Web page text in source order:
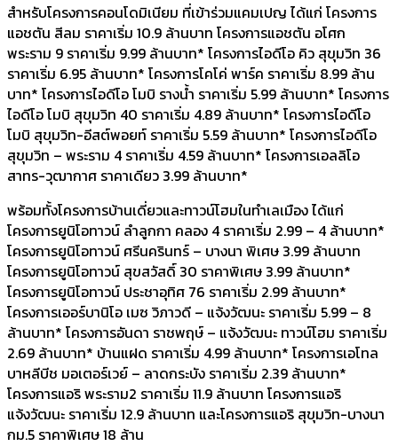
สำหรับโครงการคอนโดมิเนียม ที่เข้าร่วมแคมเปญ ได้แก่ โครงการ
แอชตัน สีลม ราคาเริ่ม 10.9 ล้านบาท โครงการแอชตัน อโศก
พระราม 9 ราคาเริ่ม 9.99 ล้านบาท* โครงการไอดีโอ คิว สุขุมวิท 36
ราคาเริ่ม 6.95 ล้านบาท* โครงการโคโค่ พาร์ค ราคาเริ่ม 8.99 ล้าน
บาท* โครงการไอดีโอ โมบิ รางน้ำ ราคาเริ่ม 5.99 ล้านบาท* โครงการ
ไอดีโอ โมบิ สุขุมวิท 40 ราคาเริ่ม 4.89 ล้านบาท* โครงการไอดีโอ
โมบิ สุขุมวิท-อีสต์พอยท์ ราคาเริ่ม 5.59 ล้านบาท* โครงการไอดีโอ
สุขุมวิท – พระราม 4 ราคาเริ่ม 4.59 ล้านบาท* โครงการเอลลิโอ
สาทร-วุฒากาศ ราคาเดียว 3.99 ล้านบาท*
พร้อมทั้งโครงการบ้านเดี่ยวและทาวน์โฮมในทำเลเมือง ได้แก่
โครงการยูนิโอทาวน์ ลำลูกกา คลอง 4 ราคาเริ่ม 2.99 – 4 ล้านบาท*
โครงการยูนิโอทาวน์ ศรีนครินทร์ – บางนา พิเศษ 3.99 ล้านบาท
โครงการยูนิโอทาวน์ สุขสวัสดิ์ 30 ราคาพิเศษ 3.99 ล้านบาท*
โครงการยูนิโอทาวน์ ประชาอุทิศ 76 ราคาเริ่ม 2.99 ล้านบาท*
โครงการเออร์บานิโอ เมซ วิภาวดี – แจ้งวัฒนะ ราคาเริ่ม 5.99 – 8
ล้านบาท* โครงการอันดา ราชพฤษ์ – แจ้งวัฒนะ ทาวน์โฮม ราคาเริ่ม
2.69 ล้านบาท* บ้านแฝด ราคาเริ่ม 4.99 ล้านบาท* โครงการเอโทล
บาหลีบีช มอเตอร์เวย์ – ลาดกระบัง ราคาเริ่ม 2.39 ล้านบาท*
โครงการแอริ พระราม2 ราคาเริ่ม 11.9 ล้านบาท โครงการแอริ
แจ้งวัฒนะ ราคาเริ่ม 12.9 ล้านบาท และโครงการแอริ สุขุมวิท-บางนา
กม.5 ราคาพิเศษ 18 ล้าน